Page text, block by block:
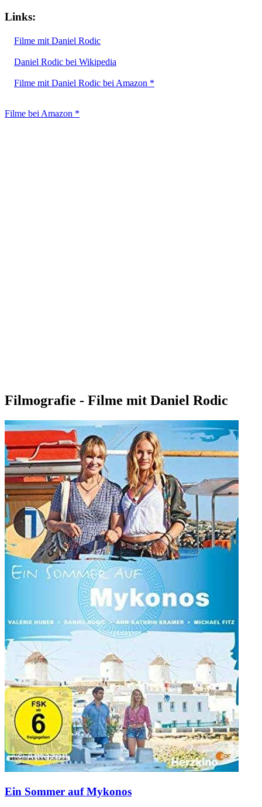
Links:
Filme mit Daniel Rodic
Daniel Rodic bei Wikipedia
Filme mit Daniel Rodic bei Amazon *
Filme bei Amazon *
Filmografie - Filme mit Daniel Rodic
Ein Sommer auf Mykonos